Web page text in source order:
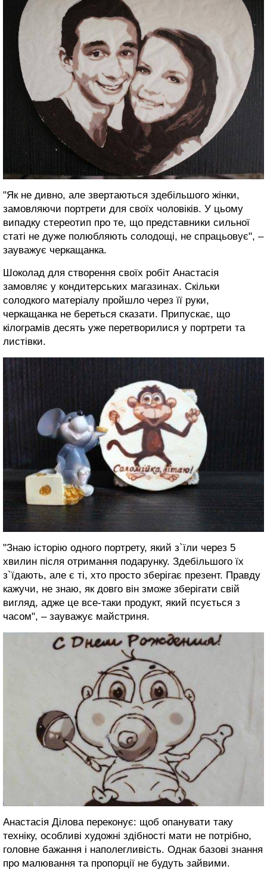
"Як не дивно, але звертаються здебільшого жінки,
замовляючи портрети для своїх чоловіків. У цьому
випадку стереотип про те, що представники сильної
статі не дуже полюбляють солодощі, не спрацьовує", –
зауважує черкащанка.
Шоколад для створення своїх робіт Анастасія
замовляє у кондитерських магазинах. Скільки
солодкого матеріалу пройшло через її руки,
черкащанка не береться сказати. Припускає, що
кілограмів десять уже перетворилися у портрети та
листівки.
"Знаю історію одного портрету, який з`їли через 5
хвилин після отримання подарунку. Здебільшого їх
з`їдають, але є ті, хто просто зберігає презент. Правду
кажучи, не знаю, як довго він зможе зберігати свій
вигляд, адже це все-таки продукт, який псується з
часом", – зауважує майстриня.
Анастасія Ділова переконує: щоб опанувати таку
техніку, особливі художні здібності мати не потрібно,
головне бажання і наполегливість. Однак базові знання
про малювання та пропорції не будуть зайвими.